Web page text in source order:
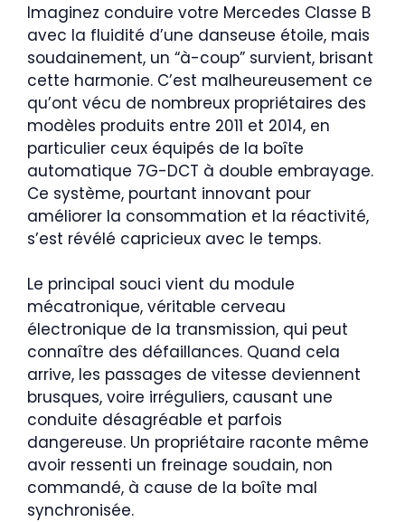
Imaginez conduire votre Mercedes Classe B
avec la fluidité d’une danseuse étoile, mais
soudainement, un “à-coup” survient, brisant
cette harmonie. C’est malheureusement ce
qu’ont vécu de nombreux propriétaires des
modèles produits entre 2011 et 2014, en
particulier ceux équipés de la boîte
automatique 7G-DCT à double embrayage.
Ce système, pourtant innovant pour
améliorer la consommation et la réactivité,
s’est révélé capricieux avec le temps.
Le principal souci vient du module
mécatronique, véritable cerveau
électronique de la transmission, qui peut
connaître des défaillances. Quand cela
arrive, les passages de vitesse deviennent
brusques, voire irréguliers, causant une
conduite désagréable et parfois
dangereuse. Un propriétaire raconte même
avoir ressenti un freinage soudain, non
commandé, à cause de la boîte mal
synchronisée.